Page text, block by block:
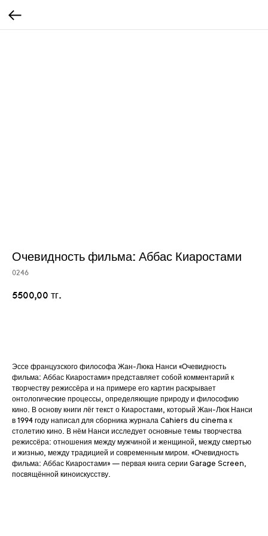
Очевидность фильма: Аббас Киаростами
0246
5500,00 тг.
Эссе французского философа Жан-Люка Нанси «Очевидность
фильма: Аббас Киаростами» представляет собой комментарий к
творчеству режиссёра и на примере его картин раскрывает
онтологические процессы, определяющие природу и философию
кино. В основу книги лёг текст о Киаростами, который Жан-Люк Нанси
в 1994 году написал для сборника журнала Cahiers du cinema к
столетию кино. В нём Нанси исследует основные темы творчества
режиссёра: отношения между мужчиной и женщиной, между смертью
и жизнью, между традицией и современным миром. «Очевидность
фильма: Аббас Киаростами» — первая книга серии Garage Screen,
посвящённой киноискусству.